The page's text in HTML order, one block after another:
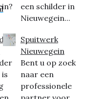
een schilder in
Nieuwegein...
Spuitwerk
Nieuwegein
Bent u op zoek
naar een
professionele